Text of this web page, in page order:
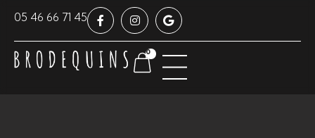
05 46 66 71 45
0
Panneau de gestion des cookies